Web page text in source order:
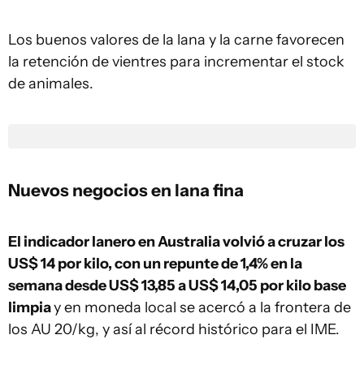
Los buenos valores de la lana y la carne favorecen
la retención de vientres para incrementar el stock
de animales.
Nuevos negocios en lana fina
El indicador lanero en Australia volvió a cruzar los
US$ 14 por kilo, con un repunte de 1,4% en la
semana desde US$ 13,85 a US$ 14,05 por kilo base
limpiay en moneda local se acercó a la frontera de
los AU 20/kg, y así al récord histórico para el IME.